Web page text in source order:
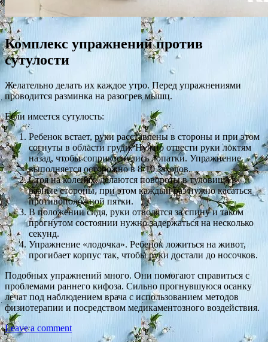
Комплекс упражнений против
сутулости
Желательно делать их каждое утро. Перед упражнениями
проводится разминка на разогрев мышц.
Если имеется сутулость:
Ребенок встает, руки расставлены в стороны и при этом
согнуты в области груди. Нужно отвести руки локтям
назад, чтобы соприкоснулись лопатки. Упражнение
выполняется осторожно в 8-10 заходов.
Стоя на коленях, делаются повороты в туловища в
разные стороны, при этом каждый раз нужно касаться
противоположной пятки.
В положении сидя, руки отводятся за спину и таком
прогнутом состоянии нужно задержаться на несколько
секунд.
Упражнение «лодочка». Ребенок ложиться на живот,
прогибает корпус так, чтобы руки достали до носочков.
Подобных упражнений много. Они помогают справиться с
проблемами раннего кифоза. Сильно прогнувшуюся осанку
лечат под наблюдением врача с использованием методов
физиотерапии и посредством медикаментозного воздействия.
Leave a comment